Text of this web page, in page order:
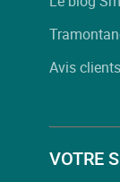
Avis clients
VOTRE